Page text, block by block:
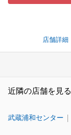
店舗詳細
近隣の店舗を見る
武蔵浦和センター